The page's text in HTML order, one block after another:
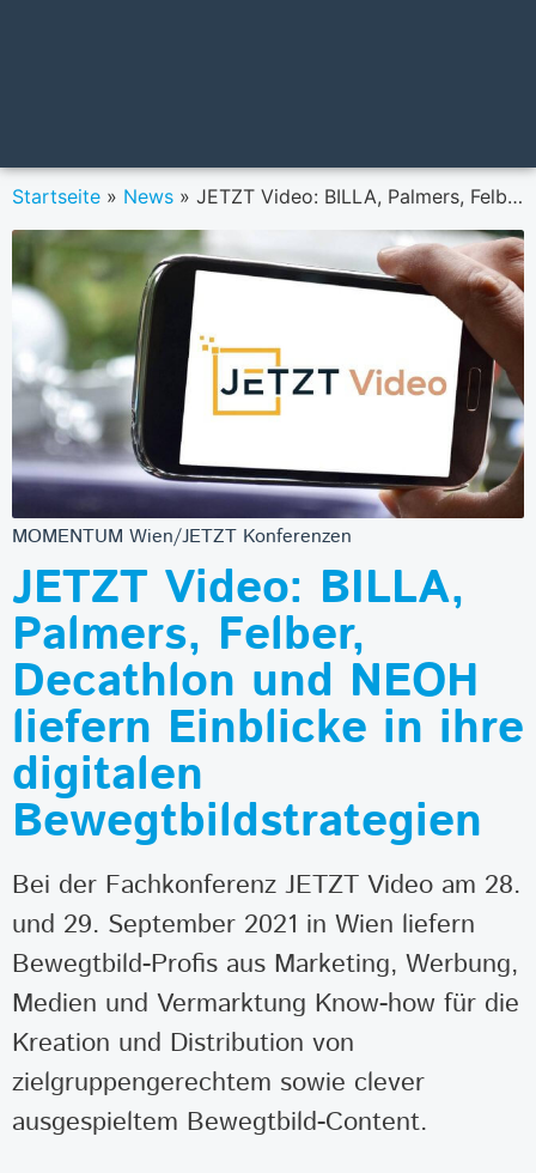
Startseite » News » JETZT Video: BILLA, Palmers, Felber, Decathlon und NEOH liefern Einblicke in ihre digitalen Bewegtbildstrategien
MOMENTUM Wien/JETZT Konferenzen
JETZT Video: BILLA,
Palmers, Felber,
Decathlon und NEOH
liefern Einblicke in ihre
digitalen
Bewegtbildstrategien
Bei der Fachkonferenz JETZT Video am 28.
und 29. September 2021 in Wien liefern
Bewegtbild-Profis aus Marketing, Werbung,
Medien und Vermarktung Know-how für die
Kreation und Distribution von
zielgruppengerechtem sowie clever
ausgespieltem Bewegtbild-Content.